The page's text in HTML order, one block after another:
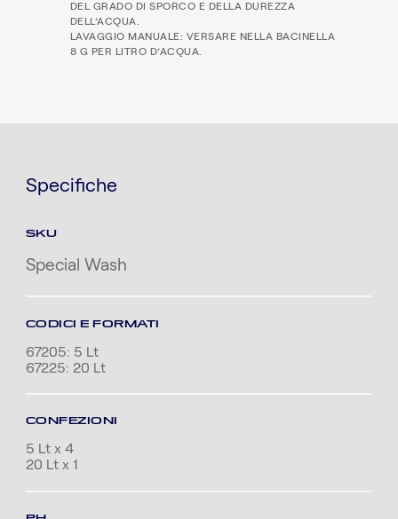
DEL GRADO DI SPORCO E DELLA DUREZZA
DELL’ACQUA.
LAVAGGIO MANUALE: VERSARE NELLA BACINELLA
8 G PER LITRO D’ACQUA.
Specifiche
SKU
Special Wash
CODICI E FORMATI
67205: 5 Lt
67225: 20 Lt
CONFEZIONI
5 Lt x 4
20 Lt x 1